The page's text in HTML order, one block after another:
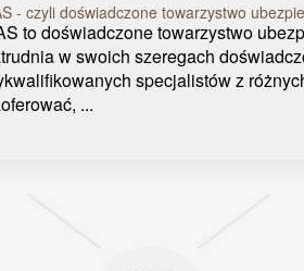
- czyli doświadczone towarzystwo
to doświadczone towarzystwo
w swoich szeregach
specjalistów z
...